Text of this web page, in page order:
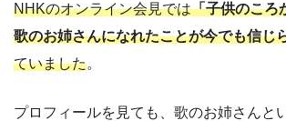
NHKのオンライン会見では「子供のころ
歌のお姉さんになれたことが今でも信じ
ていました。
プロフィールを見ても、歌のお姉さんと